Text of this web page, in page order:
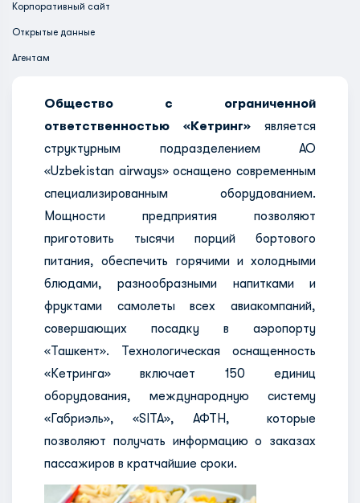
Корпоративный сайт
Открытые данные
Агентам
Общество с ограниченной
ответственностью «Кетринг» является
структурным подразделением АО
«Uzbekistan airways» оснащено современным
специализированным оборудованием.
Мощности предприятия позволяют
приготовить тысячи порций бортового
питания, обеспечить горячими и холодными
блюдами, разнообразными напитками и
фруктами самолеты всех авиакомпаний,
совершающих посадку в аэропорту
«Ташкент». Технологическая оснащенность
«Кетринга» включает 150 единиц
оборудования, международную систему
«Габриэль», «SITA», АФТН, которые
позволяют получать информацию о заказах
пассажиров в кратчайшие сроки.